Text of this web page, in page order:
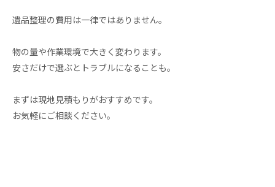
遺品整理の費用は一律ではありません。
物の量や作業環境で大きく変わります。
安さだけで選ぶとトラブルになることも。
まずは現地見積もりがおすすめです。
お気軽にご相談ください。